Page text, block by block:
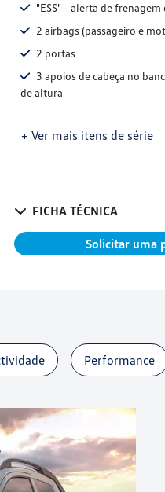
"ESS" - alerta de frenagem
2 airbags (passageiro e
2 portas
3 apoios de cabeça no
de altura
+ Ver mais itens de série
FICHA TÉCNICA
Solicitar uma
Performance